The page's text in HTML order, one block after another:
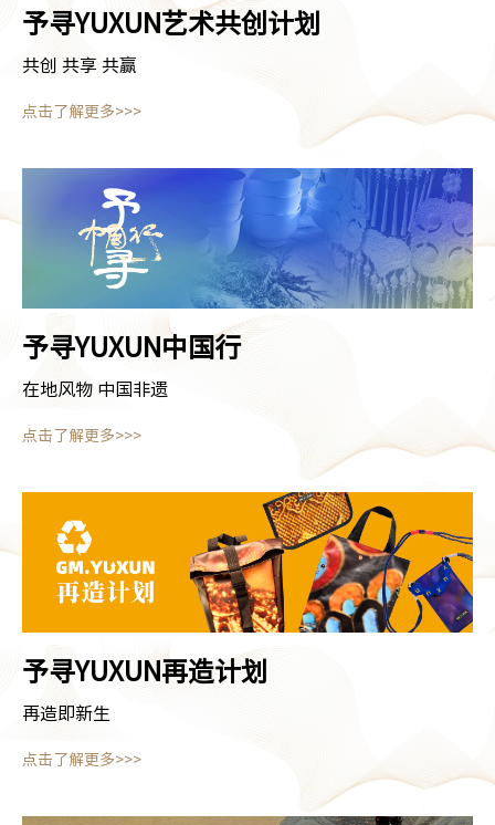
点击了解更多>>>
予寻YUXUN 艺术共创计划
共创 共享 共赢
点击了解更多>>>
予寻YUXUN 中国行
在地风物 中国非遗
点击了解更多>>>
予寻YUXUN 再造计划
再造即新生